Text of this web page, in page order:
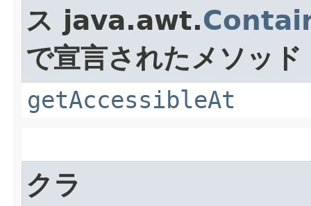
ス java.awt.
で宣言されたメソッド
getAccessibleAt
クラ